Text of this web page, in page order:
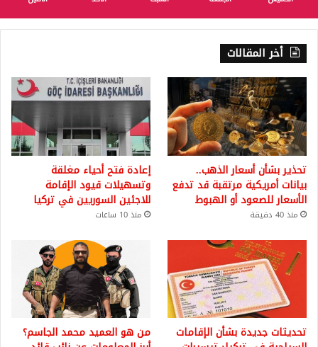
أخر المقالات
تحذير بشأن أسعار الذهب..
بيانات أمريكية مرتقبة قد تدفع
الأسعار للصعود أو الهبوط
منذ 40 دقيقة
إعادة فتح أحياء مغلقة
وتسهيلات قيود الإقامة
للاجئين السوريين في تركيا
منذ 10 ساعات
تحديثات جديدة بشأن الإقامات من هو العميد محمد الجاسم؟